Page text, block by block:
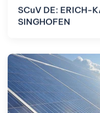
SCuV DE: ERICH-
SINGHOFEN